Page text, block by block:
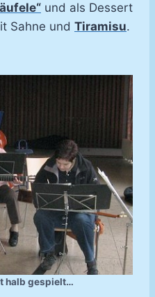
und als Dessert
Sahne und Tiramisu.
halb gespielt…